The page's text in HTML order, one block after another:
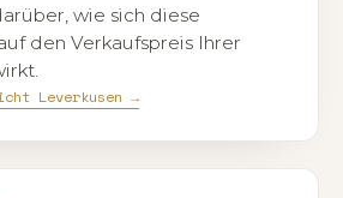
wie sich diese
den Verkaufspreis Ihrer
Leverkusen →